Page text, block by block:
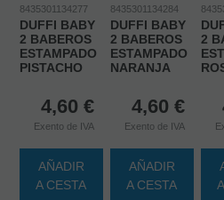
8435301134277
DUFFI BABY
2 BABEROS
ESTAMPADO
PISTACHO
4,60 €
Exento de IVA
AÑADIR
A CESTA
8435301134284
DUFFI BABY
2 BABEROS
ESTAMPADO
NARANJA
4,60 €
Exento de IVA
AÑADIR
A CESTA
2